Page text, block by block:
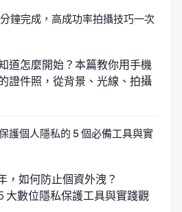
鐘完成，高成功率拍攝技巧一次
道怎麼開始？本篇教你用手機
證件照，從背景、光線、拍攝
護個人隱私的 5 個必備工具與實
，如何防止個資外洩？
數位隱私保護工具與實踐觀